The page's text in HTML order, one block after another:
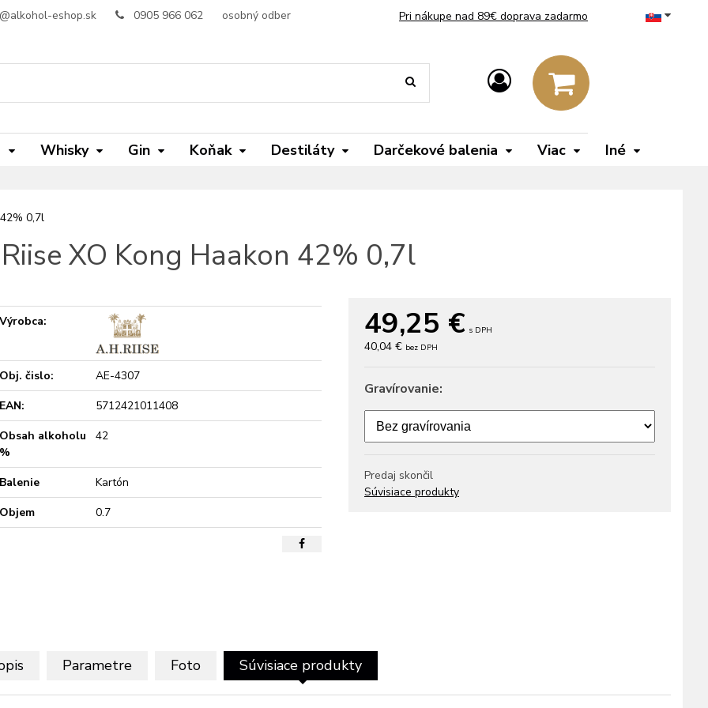
eshop.sk 0905 966 062 osobný odber Pri nákupe nad 89€ doprava zadarmo
Whisky Gin Koňak Destiláty Darčekové balenia Viac Iné
0,7l
XO Kong Haakon 42% 0,7l
49,25 € s DPH
40,04 € bez DPH
Gravírovanie:
Predaj skončil
Súvisiace produkty
Výrobca:
Obj. čislo:
AE-4307
EAN:
5712421011408
Obsah alkoholu
%
42
Balenie
Kartón
Objem
0.7
Parametre Foto Súvisiace produkty